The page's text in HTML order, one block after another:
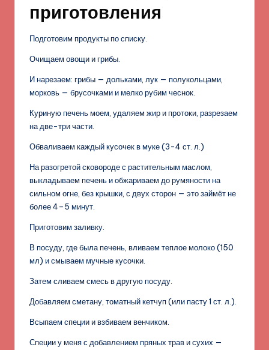
приготовления
Подготовим продукты по списку.
Очищаем овощи и грибы.
И нарезаем: грибы — дольками, лук — полукольцами,
морковь — брусочками и мелко рубим чеснок.
Куриную печень моем, удаляем жир и протоки, разрезаем
на две-три части.
Обваливаем каждый кусочек в муке (3-4 ст. л.)
На разогретой сковороде с растительным маслом,
выкладываем печень и обжариваем до румяности на
сильном огне, без крышки, с двух сторон — это займёт не
более 4–5 минут.
Приготовим заливку.
В посуду, где была печень, вливаем теплое молоко (150
мл) и смываем мучные кусочки.
Затем сливаем смесь в другую посуду.
Добавляем сметану, томатный кетчуп (или пасту 1 ст. л.).
Всыпаем специи и взбиваем венчиком.
Специи у меня с добавлением пряных трав и сухих —